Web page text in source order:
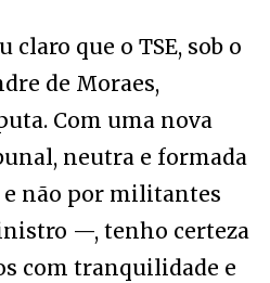
claro que o TSE, sob o
de Moraes,
Com uma nova
neutra e formada
não por militantes
—, tenho certeza
com tranquilidade e